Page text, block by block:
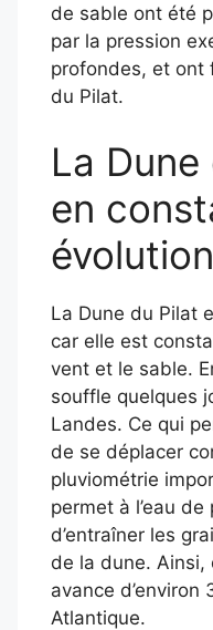
de sable ont été
par la pression
profondes, et ont
du Pilat.
La
en
évolution
La Dune du Pilat
car elle est
vent et le sable.
souffle quelques
Landes. Ce qui
de se déplacer
pluviométrie
permet à l’eau
d’entraîner les
de la dune. Ainsi,
avance d’environ
Atlantique.